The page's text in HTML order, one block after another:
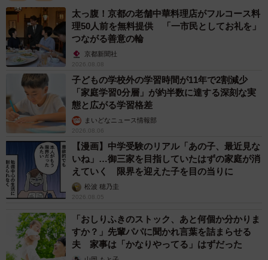
太っ腹！京都の老舗中華料理店がフルコース料
理50人前を無料提供 「一市民としてお礼を」
つながる善意の輪
京都新聞社
2026.08.08
子どもの学校外の学習時間が11年で2割減少
「家庭学習0分層」が約半数に達する深刻な実
態と広がる学習格差
まいどなニュース情報部
2026.08.06
【漫画】中学受験のリアル「あの子、最近見な
いね」…御三家を目指していたはずの家庭が消
えていく 限界を迎えた子を目の当りに
松波 穂乃圭
2026.08.05
「おしりふきのストック、あと何個か分かりま
すか？」先輩パパに聞かれ言葉を詰まらせる
夫 家事は「かなりやってる」はずだった